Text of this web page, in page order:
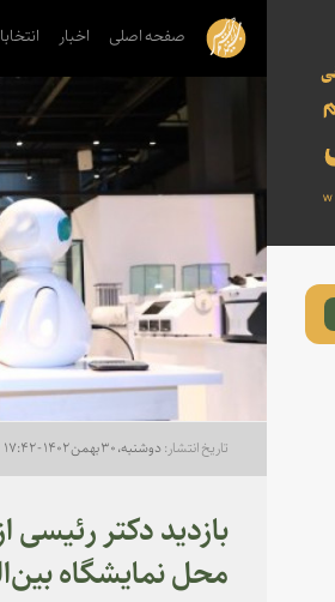
صفحه اصلی اخبار
دوشنبه، ۳۰ بهمن ۱۴۰۲ - ۱۷:۴۲
محل نمایشگاه